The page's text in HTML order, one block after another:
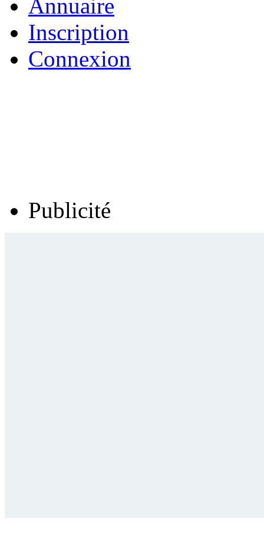
Annuaire
Inscription
Connexion
Publicité